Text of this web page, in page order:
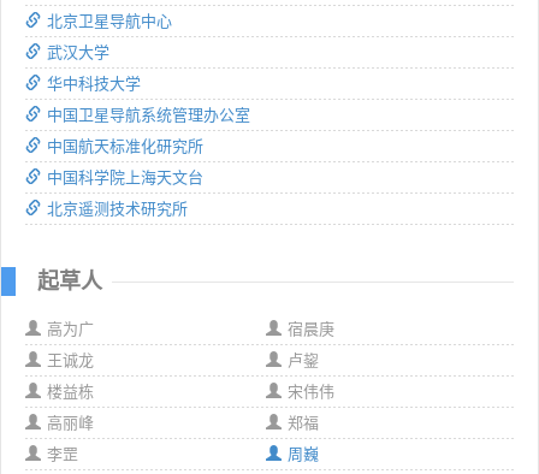
北京卫星导航中心
武汉大学
华中科技大学
中国卫星导航系统管理办公室
中国航天标准化研究所
中国科学院上海天文台
北京遥测技术研究所
起草人
高为广
宿晨庚
王诚龙
卢鋆
楼益栋
宋伟伟
高丽峰
郑福
李罡
周巍